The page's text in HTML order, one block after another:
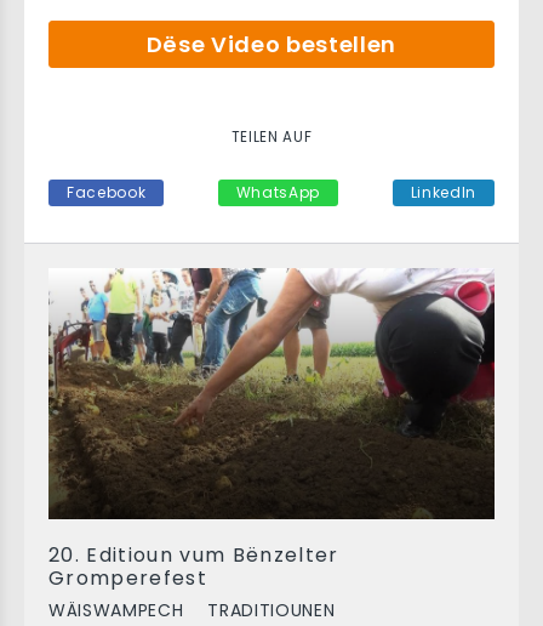
20. Editioun vum Bënzelter
Gromperefest
WÄISWAMPECH TRADITIOUNEN
Dëse Video bestellen
TEILEN AUF
Facebook WhatsApp LinkedIn